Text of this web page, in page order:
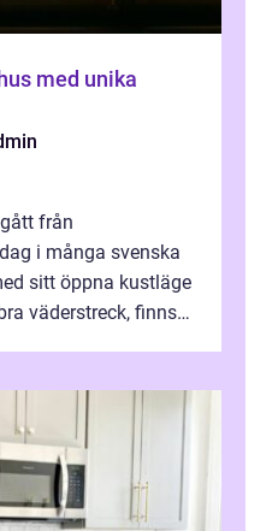
med unika
från
i många svenska
sitt öppna kustläge
väderstreck, finns